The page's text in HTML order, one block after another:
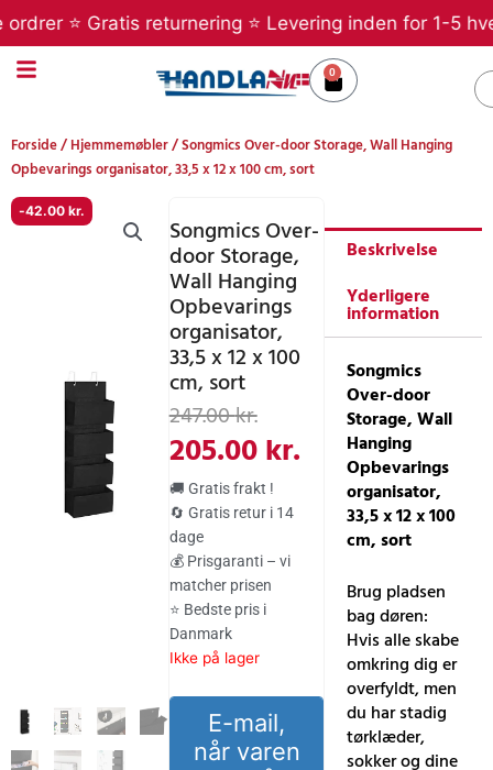
til
indholdet
⭐ Gratis returnering ⭐ Levering inden for 1-5
0
Kurv
Forside/Hjemmemøbler/ Songmics Over-door Storage, Wall Hanging
Opbevarings organisator, 33,5 x 12 x 100 cm, sort
-42.00 kr.
Songmics Over-
door Storage,
Wall Hanging
Opbevarings
organisator,
33,5 x 12 x 100
cm, sort
247.00kr.Den
oprindelige
pris
var:
247.00 kr..
205.00kr.
Den
aktuelle
pris
205.00 kr..
🚚 Gratis frakt !
🔄 Gratis retur i 14
dage
💰 Prisgaranti – vi
matcher prisen
⭐ Bedste pris i
Danmark
Ikke på lager
E-mail,
når varen
Beskrivelse
Yderligere
information
Songmics
Over-door
Storage, Wall
Hanging
Opbevarings
organisator,
33,5 x 12 x 100
cm, sort
Brug pladsen
bag døren:
Hvis alle skabe
omkring dig er
overfyldt, men
du har stadig
tørklæder,
sokker og dine